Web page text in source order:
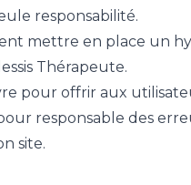
responsabilité.
mettre en place un
Thérapeute.
pour offrir aux
responsable des
site.